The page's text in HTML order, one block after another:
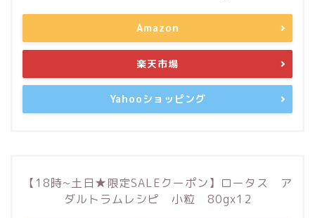
Amazon
楽天市場
Yahooショッピング
【18時~土日★限定SALEクーポン】ロータス ア
ダルトラムレシピ 小粒 80gx12